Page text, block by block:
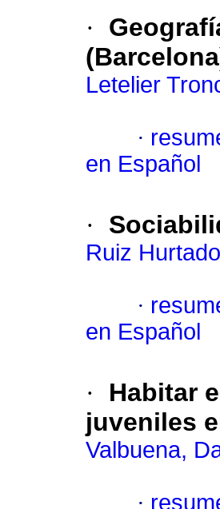
·
Letelier
·
en Español
·
Ruiz
·
en Español
·
Habitar
juveniles
Valbuena,
·